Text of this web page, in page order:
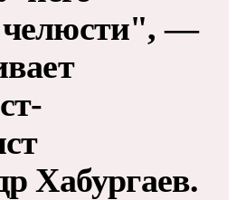
—
Хабургаев.